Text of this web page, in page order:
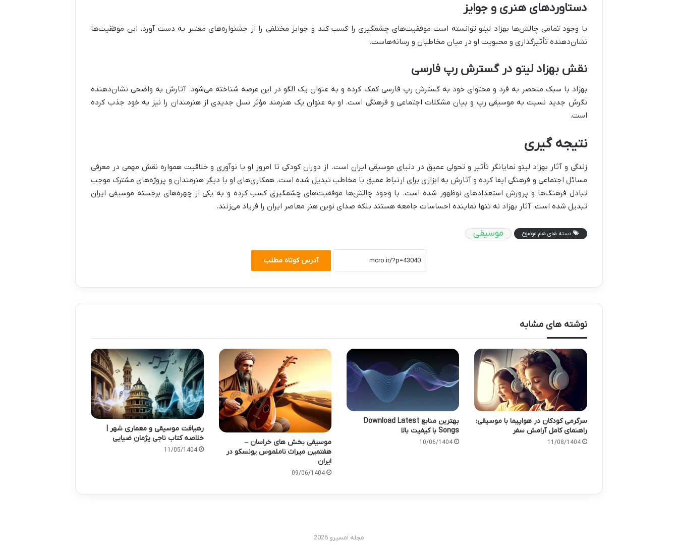
دستاوردهای هنری و جوایز
با وجود تمامی چالش‌ها بهزاد لیتو توانسته است موفقیت‌های چشمگیری را کسب کند و جوایز مختلفی را از جشنواره‌های معتبر به دست آورد. این موفقیت‌ها
نشان‌دهنده تأثیرگذاری و محبویت او در میان مخاطبان و رسانه‌هاست.
نقش بهزاد لیتو در گسترش رپ فارسی
بهزاد با سبک منحصر به فرد و محتوای خود به گسترش رپ فارسی کمک کرده و به عنوان یک الگو در این عرصه شناخته می‌شود. آثارش به واضحی نشان‌دهنده
نگرش جدید نسبت به موسیقی رپ و بیان مشکلات اجتماعی و فرهنگی است. او به عنوان یک هنرمند مؤثر نسل جدیدی از هنرمندان را نیز به خود جذب کرده
است.
نتیجه گیری
زندگی و آثار بهزاد لیتو نمایانگر تأثیر و تحولی عمیق در دنیای موسیقی ایران است. از دوران کودکی تا امروز او با نوآوری و خلاقیت همواره نقش مهمی در معرفی
مسائل اجتماعی و فرهنگی ایفا کرده و آثارش به ابزاری برای ارتباط عمیق با مخاطب تبدیل شده است. همکاری‌های او با دیگر هنرمندان و پروژه‌های مشترک موجب
تبادل فرهنگ‌ها و پرورش استعدادهای نوظهور شده است. با وجود چالش‌ها موفقیت‌های چشمگیری کسب کرده و به یکی از چهره‌های برجسته موسیقی ایران
تبدیل شده است. آثار بهزاد نه تنها نماینده احساسات جامعه هستند بلکه صدای نوین هنر معاصر ایران را فریاد می‌زنند.
دسته های هم موضوع موسیقی
آدرس کوتاه مطلب
نوشته های مشابه
سرگرمی کودکان در هواپیما با موسیقی:
راهنمای کامل آرامش سفر
11/08/1404
بهترین منابع Download Latest
Songs با کیفیت بالا
10/06/1404
موسیقی بخش های خراسان –
هفتمین میراث ناملموس یونسکو در
ایران
09/06/1404
رهیافت موسیقی و معماری شهر |
خلاصه کتاب ناجی پژمان ضیایی
11/05/1404
مجله امسیرو 2026